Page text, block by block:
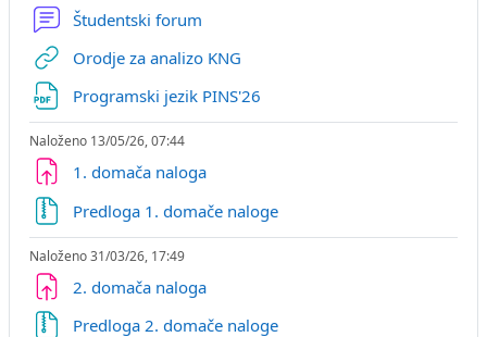
Študentski forum
Orodje za analizo KNGURL
Programski jezik PINS'26
Naloženo 13/05/26, 07:44
1. domača naloga
Predloga 1. domače naloge
Naloženo 31/03/26, 17:49
2. domača naloga
Predloga 2. domače naloge